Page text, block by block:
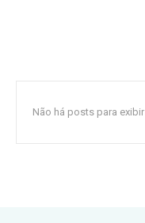
Não há posts para exibir